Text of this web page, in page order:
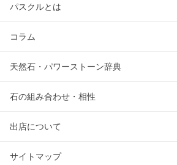
パスクルとは
コラム
天然石・パワーストーン辞典
石の組み合わせ・相性
出店について
サイトマップ